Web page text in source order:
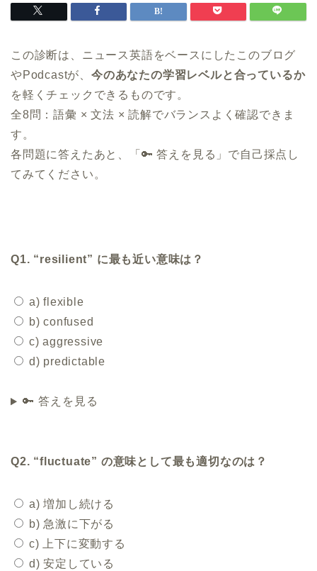
この診断は、ニュース英語をベースにしたこのブログ
やPodcastが、 今のあなたの学習レベルと合っているか
を軽くチェックできるものです。
全8問：語彙 × 文法 × 読解でバランスよく確認できま
す。
各問題に答えたあと、「🔑 答えを見る」で自己採点し
てみてください。
Q1. “resilient” に最も近い意味は？
a) flexible
b) confused
c) aggressive
d) predictable
🔑 答えを見る
Q2. “fluctuate” の意味として最も適切なのは？
a) 増加し続ける
b) 急激に下がる
c) 上下に変動する
d) 安定している